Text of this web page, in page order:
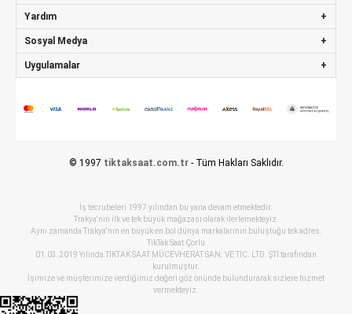
Yardım
Sosyal Medya
Uygulamalar
© 1997 tiktaksaat.com.tr - Tüm Hakları Saklıdır.
İş tecrubeleri 1997 yılından bu yana devam etmektedir.
Trakya'nın ilk ve tek büyük mağazası olarak ilerlemekteyiz.
Aynı zamanda Trakya'nın en büyük en bol dünya markalarının buluştuğu tek adres.
TikTak Saat Çorlu
01.03.2019 Yılında TİKTAK SAAT MÜCEVHERAT SAN. VE TİC. LTD. ŞTİ tarafından
kurulmuştur.
İşimize ve müşterimize verdiğimiz değeri göz önünde bulundurarak sizlere hizmet
vermekteyiz.